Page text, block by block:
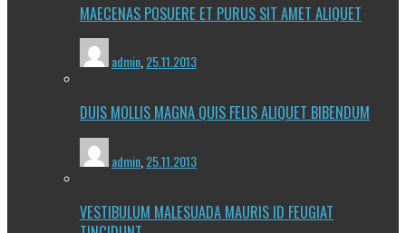
MAECENAS POSUERE ET PURUS SIT AMET ALIQUET
admin 25.11.2013
DUIS MOLLIS MAGNA QUIS FELIS ALIQUET BIBENDUM
admin 25.11.2013
VESTIBULUM MALESUADA MAURIS ID FEUGIAT